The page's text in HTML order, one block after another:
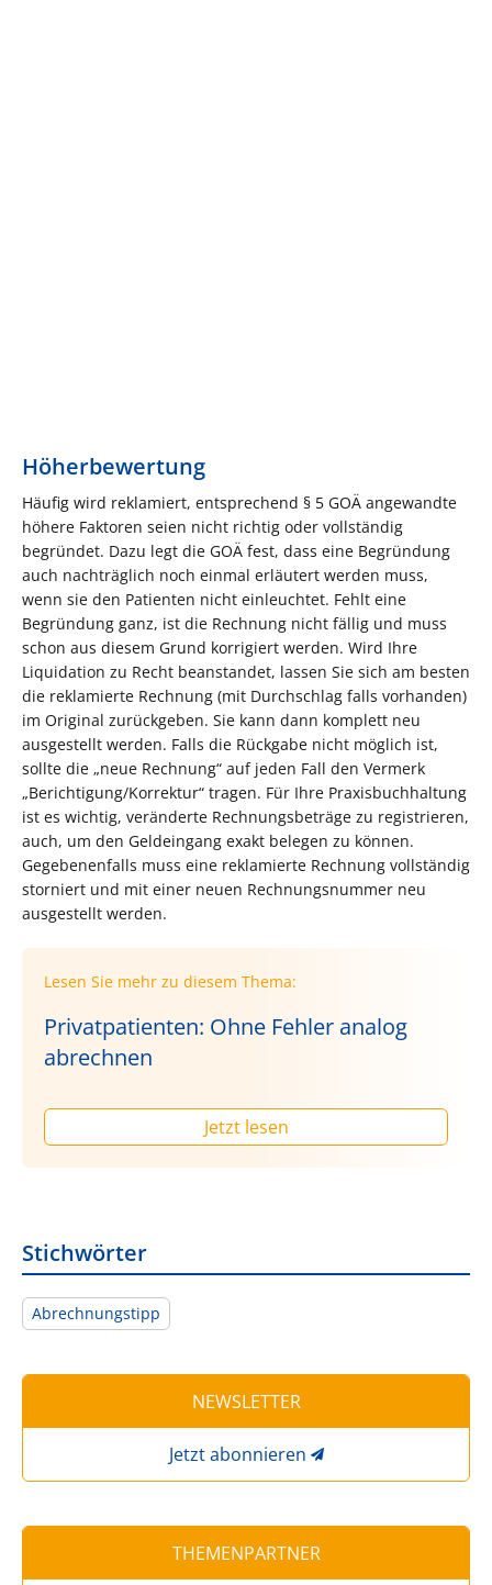
Höherbewertung
Häufig wird reklamiert, entsprechend § 5 GOÄ angewandte
höhere Faktoren seien nicht richtig oder vollständig
begründet. Dazu legt die GOÄ fest, dass eine Begründung
auch nachträglich noch einmal erläutert werden muss,
wenn sie den Patienten nicht einleuchtet. Fehlt eine
Begründung ganz, ist die Rechnung nicht fällig und muss
schon aus diesem Grund korrigiert werden. Wird Ihre
Liquidation zu Recht beanstandet, lassen Sie sich am besten
die reklamierte Rechnung (mit Durchschlag falls vorhanden)
im Original zurückgeben. Sie kann dann komplett neu
ausgestellt werden. Falls die Rückgabe nicht möglich ist,
sollte die „neue Rechnung“ auf jeden Fall den Vermerk
„Berichtigung/Korrektur“ tragen. Für Ihre Praxisbuchhaltung
ist es wichtig, veränderte Rechnungsbeträge zu registrieren,
auch, um den Geldeingang exakt belegen zu können.
Gegebenenfalls muss eine reklamierte Rechnung vollständig
storniert und mit einer neuen Rechnungsnummer neu
ausgestellt werden.
Lesen Sie mehr zu diesem Thema:
Privatpatienten: Ohne Fehler analog
abrechnen
Jetzt lesen
Stichwörter
Abrechnungstipp
NEWSLETTER
Jetzt abonnieren
THEMENPARTNER